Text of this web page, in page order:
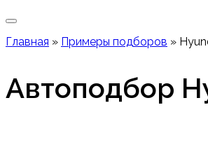
Главная » Примеры подборов »
Автоподбор